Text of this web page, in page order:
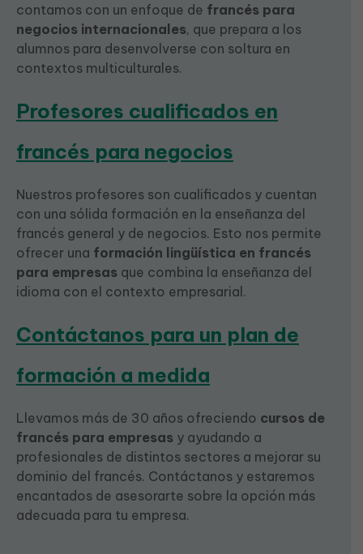
contamos con un enfoque de francés para
negocios internacionales, que prepara a los
alumnos para desenvolverse con soltura en
contextos multiculturales.
Profesores cualificados en
francés para negocios
Nuestros profesores son cualificados y cuentan
con una sólida formación en la enseñanza del
francés general y de negocios. Esto nos permite
ofrecer una formación lingüística en francés
para empresas que combina la enseñanza del
idioma con el contexto empresarial.
Contáctanos para un plan de
formación a medida
Llevamos más de 30 años ofreciendo cursos de
francés para empresas y ayudando a
profesionales de distintos sectores a mejorar su
dominio del francés. Contáctanos y estaremos
encantados de asesorarte sobre la opción más
adecuada para tu empresa.